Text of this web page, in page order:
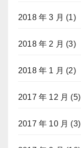
2018 年 3 月 (1)
2018 年 2 月 (3)
2018 年 1 月 (2)
2017 年 12 月 (5)
2017 年 10 月 (3)